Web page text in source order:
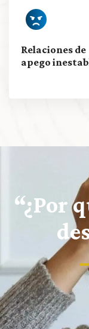
Relaciones de
apego
“¿Por